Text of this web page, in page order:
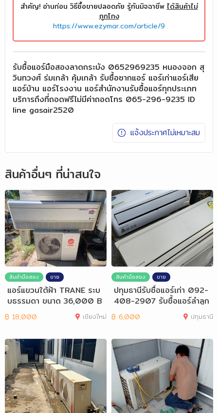
สำคัญ! อ่านก่อน วิธีซื้อขายปลอดภัย รู้ทันมิจฉาชีพ ได้สินค้าไม่
ถูกโกง
https://www.ezymar.com/article/9
รับซื้อแอร์มือสองลาดกระบัง 0652969235 หนองจอก สุ
วินทวงศ์ ร่มเกล้า คุ้มเกล้า รับซื้อซากแอร์ แอร์เก่าแอร์เสีย
แอร์บ้าน แอร์โรงงาน แอร์สำนักงานรับซื้อแอร์ทุกประเภท
บริการถึงที่ถอดฟรีไม่มีค่าถอดโทร 065-296-9235 ID
line gasair2520
แจ้งประกาศไม่เหมาะสม
สินค้าอื่นๆ ที่น่าสนใจ
สินค้ามือสอง ขาย
แอร์แขวนใต้ฝ้า TRANE ระบ
บธรรมดา ขนาด 36,000 B
TU.
฿ 18,000 เชียงใหม่
สินค้ามือสอง ขาย
ปทุมธานีรับซื้อแอร์เก่า 092-
408-2907 รับซื้อแอร์ลำลูก
กา
฿ 6,000 ปทุมธานี